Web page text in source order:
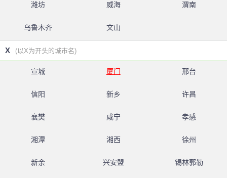
潍坊 威海 渭南
乌鲁木齐 文山
X (以X为开头的城市名)
宣城 厦门 邢台
信阳 新乡 许昌
襄樊 咸宁 孝感
湘潭 湘西 徐州
新余 兴安盟 锡林郭勒